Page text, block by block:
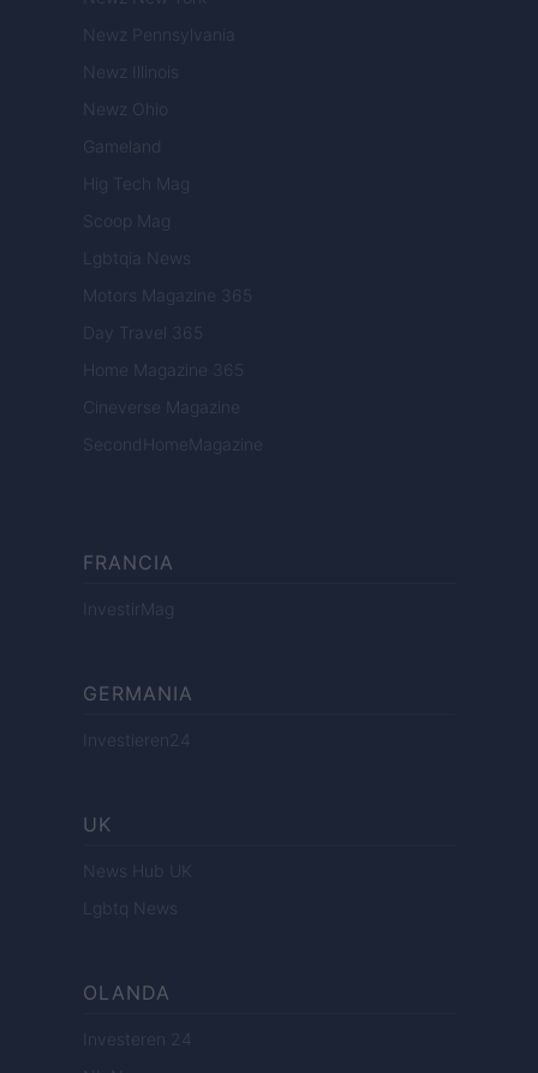
Newz Pennsylvania
Newz Illinois
Newz Ohio
Gameland
Hig Tech Mag
Scoop Mag
Lgbtqia News
Motors Magazine 365
Day Travel 365
Home Magazine 365
Cineverse Magazine
SecondHomeMagazine
FRANCIA
InvestirMag
GERMANIA
Investieren24
UK
News Hub UK
Lgbtq News
OLANDA
Investeren 24